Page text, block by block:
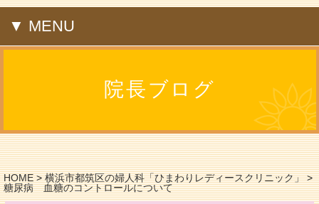
▼ MENU
院長ブログ
HOME>横浜市都筑区の婦人科「ひまわりレディースクリニック」>
糖尿病 血糖のコントロールについて